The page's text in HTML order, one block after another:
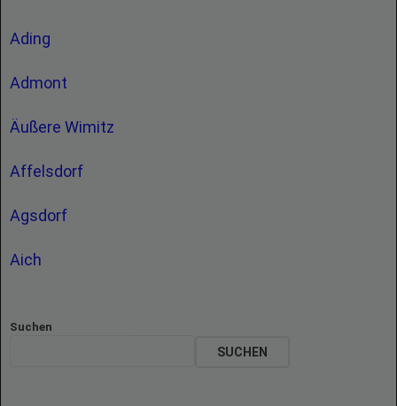
Ading
Admont
Äußere Wimitz
Affelsdorf
Agsdorf
Aich
Suchen
SUCHEN